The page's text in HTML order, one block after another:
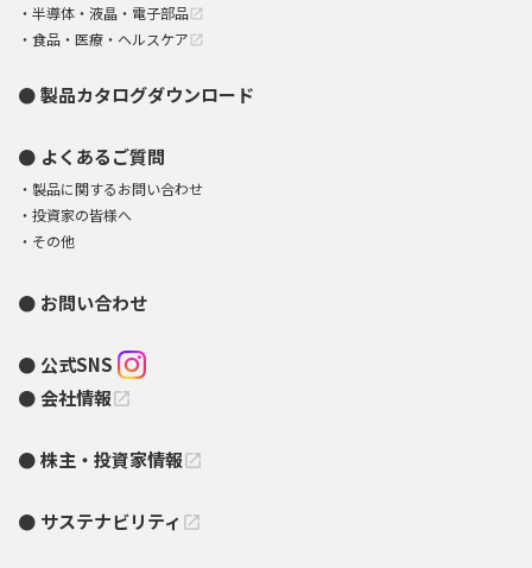
半導体・液晶・電子部品 open_in_new
食品・医療・ヘルスケア open_in_new
製品カタログダウンロード
よくあるご質問
製品に関するお問い合わせ
投資家の皆様へ
その他
お問い合わせ
公式SNS
会社情報open_in_new
株主・投資家情報open_in_new
サステナビリティ open_in_new